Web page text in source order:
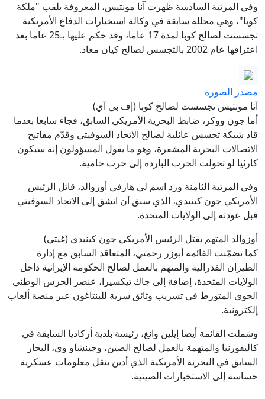
وفي المرتبة السادسة ظهرت آنا مونتيس، المعروفة بلقب "ملكة
كوبا"، وهي محللة سابقة في وكالة استخبارات الدفاع الأمريكية
تجسست لصالح كوبا لمدة 17 عاما، وقد حكم عليها بـ25 عاما بعد
اعترافها عام 2002 بالتجسس لصالح كيان معاد.
مصدر الصورة
آنا مونتيس تجسست لصالح كوبا (إف بي آي)
أما جون ووكر، ضابط البحرية الأمريكي السابق، فجاء سابعا بعدما
قاد شبكة تجسس عائلية لصالح الاتحاد السوفيتي وقدّم مفاتيح
الاتصالات البحرية المشفرة، وهو ما يقول المسؤولون إنه سيكون
كارثيا لو تحولت الحرب الباردة إلى حرب حامية.
وفي المرتبة الثامنة ورد اسم لي هارفي أوزوالد، قاتل الرئيس
الأمريكي جون كينيدي، الذي سبق أن انشق إلى الاتحاد السوفيتي
قبل عودته إلى الولايات المتحدة.
أوزوالد المتهم بقتل الرئيس الأمريكي جون كينيدي (غيتي)
كما تضمّنت القائمة أبوزر رحمتي، المتعاقد السابق مع إدارة
الطيران الفدرالية والمتهم بالعمل لصالح الحكومة الإيرانية داخل
الولايات المتحدة، إضافة إلى جاك تيكسيرا، عنصر الحرس الوطني
الجوي المتورط في تسريب وثائق سرية للبنتاغون عبر منصة ألعاب
إلكترونية.
وشملت القائمة أيضا إيلين وانغ، رئيسة بلدية أركاديا السابقة في
كاليفورنيا والمتهمة بالعمل لصالح الصين، وجينشاو وي، البحار
السابق في البحرية الأمريكية الذي أدين بنقل معلومات عسكرية
حساسة إلى الاستخبارات الصينية.